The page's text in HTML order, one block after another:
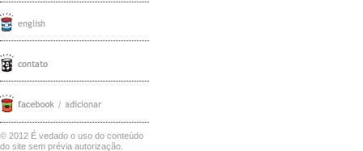
© 2012 É vedado o uso do conteúdo
do site sem prévia autorização.